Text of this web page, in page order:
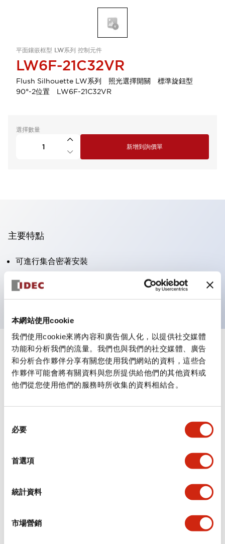
本網站使用cookie
我們使用cookie來將內容和廣告個人化，以提供社交媒體
功能和分析我們的流量。我們也與我們的社交媒體、廣告
和分析合作夥伴分享有關您使用我們網站的資料，這些合
作夥伴可能會將有關資料與您所提供給他們的其他資料或
他們從您使用他們的服務時所收集的資料相結合。
必要
首選項
統計資料
市場營銷
平面鑲嵌框型 LW系列 控制元件
LW6F-21C32VR
Flush Silhouette LW系列 照光選擇開關 標準旋鈕型
90°-2位置 LW6F-21C32VR
選擇數量
新增到詢價單
主要特點
可進行集合密著安裝
附鎖選擇開關採用高安全性的彈子鎖結構
防護結構為IP65（IEC60529）
規格 顯示全部
審美規範
環境規範
功能規格